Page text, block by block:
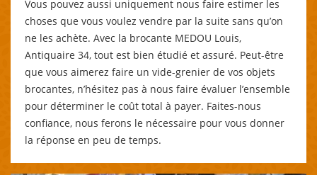
Vous pouvez aussi uniquement nous faire estimer les
choses que vous voulez vendre par la suite sans qu’on
ne les achète. Avec la brocante MEDOU Louis,
Antiquaire 34, tout est bien étudié et assuré. Peut-être
que vous aimerez faire un vide-grenier de vos objets
brocantes, n’hésitez pas à nous faire évaluer l’ensemble
pour déterminer le coût total à payer. Faites-nous
confiance, nous ferons le nécessaire pour vous donner
la réponse en peu de temps.